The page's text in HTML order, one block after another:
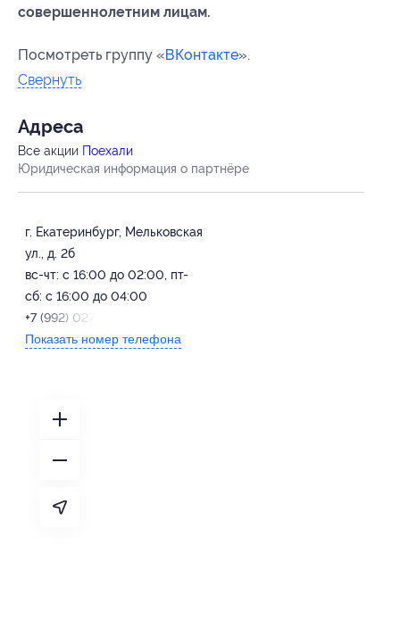
совершеннолетним лицам.
Посмотреть группу «ВКонтакте».
Свернуть
Адресa
Все акции Поехали
Юридическая информация о партнёре
г. Екатеринбург, Мельковская
ул., д. 2б
вс-чт: с 16:00 до 02:00, пт-
сб: с 16:00 до 04:00
+7 (992) 027-77-49
Показать номер телефона